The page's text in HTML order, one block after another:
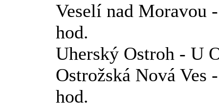
Veselí nad
hod.
Uherský Ostroh - U
Ostrožská Nová Ves
hod.